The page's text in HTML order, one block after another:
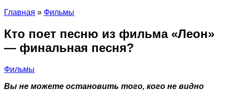
Главная » Фильмы
Кто поет песню из фильма «Леон»
— финальная песня?
Фильмы
Вы не можете остановить того, кого не видно